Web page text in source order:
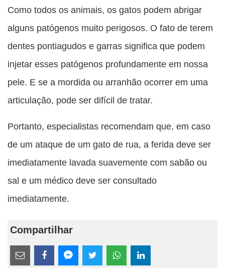
Como todos os animais, os gatos podem abrigar
alguns patógenos muito perigosos. O fato de terem
dentes pontiagudos e garras significa que podem
injetar esses patógenos profundamente em nossa
pele. E se a mordida ou arranhão ocorrer em uma
articulação, pode ser difícil de tratar.
Portanto, especialistas recomendam que, em caso
de um ataque de um gato de rua, a ferida deve ser
imediatamente lavada suavemente com sabão ou
sal e um médico deve ser consultado
imediatamente.
Compartilhar
Estes
links